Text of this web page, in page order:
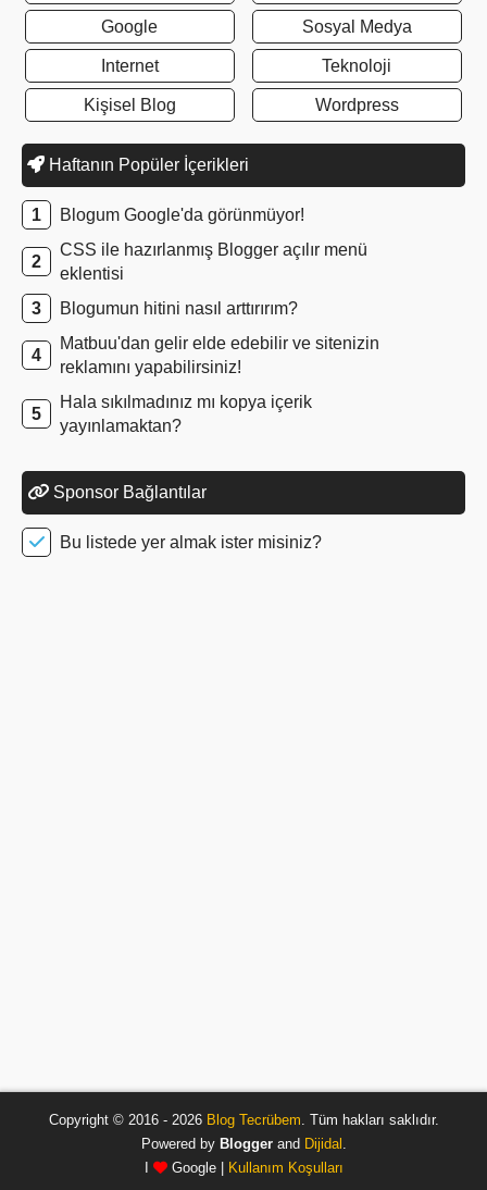
Google
Internet
Kişisel Blog
Sosyal Medya
Teknoloji
Wordpress
Haftanın Popüler İçerikleri
Blogum Google'da görünmüyor!
CSS ile hazırlanmış Blogger açılır menü
eklentisi
Blogumun hitini nasıl arttırırım?
Matbuu'dan gelir elde edebilir ve sitenizin
reklamını yapabilirsiniz!
Hala sıkılmadınız mı kopya içerik
yayınlamaktan?
Sponsor Bağlantılar
Bu listede yer almak ister misiniz?
Copyright © 2016 - 2026 Blog Tecrübem. Tüm hakları saklıdır.
Powered by Bloggerand Dijidal .
Google | Kullanım Koşulları